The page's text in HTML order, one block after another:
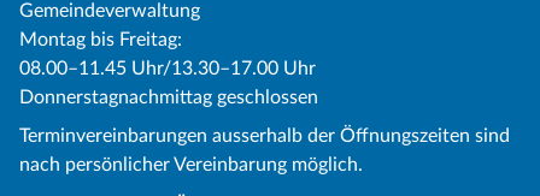
Gemeindeverwaltung
Montag bis Freitag:
08.00–11.45 Uhr/13.30–17.00 Uhr
Donnerstagnachmittag geschlossen
Terminvereinbarungen ausserhalb der Öffnungszeiten sind
nach persönlicher Vereinbarung möglich.